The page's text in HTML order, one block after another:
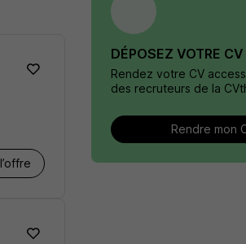
DÉPOSEZ VOTRE CV
Rendez votre CV
des recruteurs de la
Rendre mon